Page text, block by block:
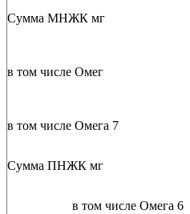
Сумма МНЖК мг
в том числе Омег
в том числе Омега 7
Сумма ПНЖК мг
в том числе Омега 6